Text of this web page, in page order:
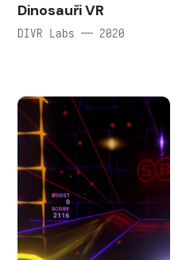
Dinosauři VR
DIVR Labs — 2020